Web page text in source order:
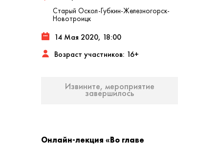
Старый Оскол-Губкин-Железногорск-
Новотроицк
14 Мая 2020, 18:00
Возраст участников: 16+
Извините, мероприятие
завершилось
Онлайн-лекция «Во главе